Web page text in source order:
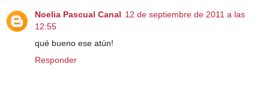
Noelia Pascual Canal 12 de septiembre de 2011 a las
12:55
qué bueno ese atún!
Responder